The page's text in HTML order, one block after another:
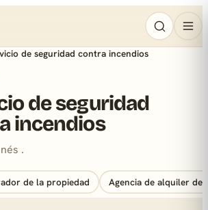
de seguridad contra incendios
de seguridad
incendios
.
de la propiedad Agencia de alquiler de